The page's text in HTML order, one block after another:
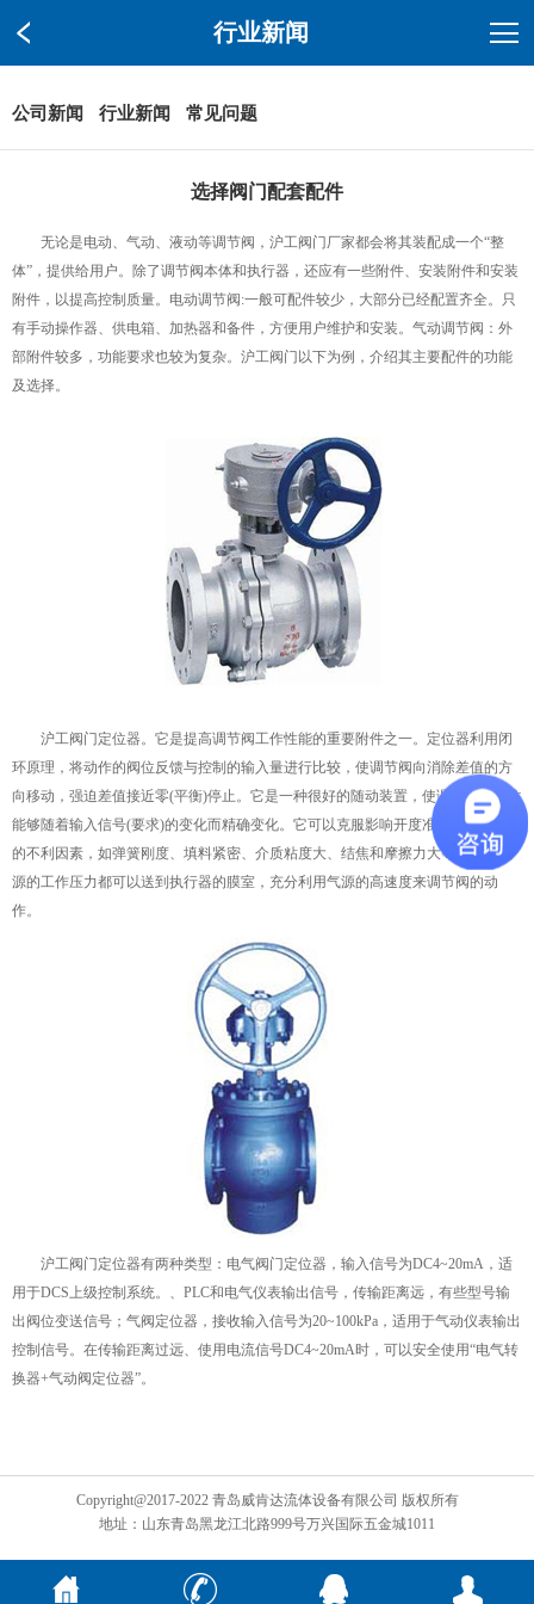
行业新闻
公司新闻 行业新闻 常见问题
选择阀门配套配件
无论是电动、气动、液动等调节阀，沪工阀门厂家都会将其装配成一个“整
体”，提供给用户。除了调节阀本体和执行器，还应有一些附件、安装附件和安装
附件，以提高控制质量。电动调节阀:一般可配件较少，大部分已经配置齐全。只
有手动操作器、供电箱、加热器和备件，方便用户维护和安装。气动调节阀：外
部附件较多，功能要求也较为复杂。沪工阀门以下为例，介绍其主要配件的功能
及选择。
沪工阀门定位器。它是提高调节阀工作性能的重要附件之一。定位器利用闭
环原理，将动作的阀位反馈与控制的输入量进行比较，使调节阀向消除差值的方
向移动，强迫差值接近零(平衡)停止。它是一种很好的随动装置，使调节阀的阀位
能够随着输入信号(要求)的变化而精确变化。它可以克服影响开度准确性和稳定性
的不利因素，如弹簧刚度、填料紧密、介质粘度大、结焦和摩擦力大等。所有气
源的工作压力都可以送到执行器的膜室，充分利用气源的高速度来调节阀的动
作。
沪工阀门定位器有两种类型：电气阀门定位器，输入信号为DC4~20mA，适
用于DCS上级控制系统。、PLC和电气仪表输出信号，传输距离远，有些型号输
出阀位变送信号；气阀定位器，接收输入信号为20~100kPa，适用于气动仪表输出
控制信号。在传输距离过远、使用电流信号DC4~20mA时，可以安全使用“电气转
换器+气动阀定位器”。
Copyright@2017-2022 青岛威肯达流体设备有限公司 版权所有
地址：山东青岛黑龙江北路999号万兴国际五金城1011